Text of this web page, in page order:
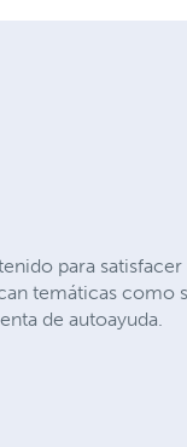
para satisfacer
temáticas como
de autoayuda.